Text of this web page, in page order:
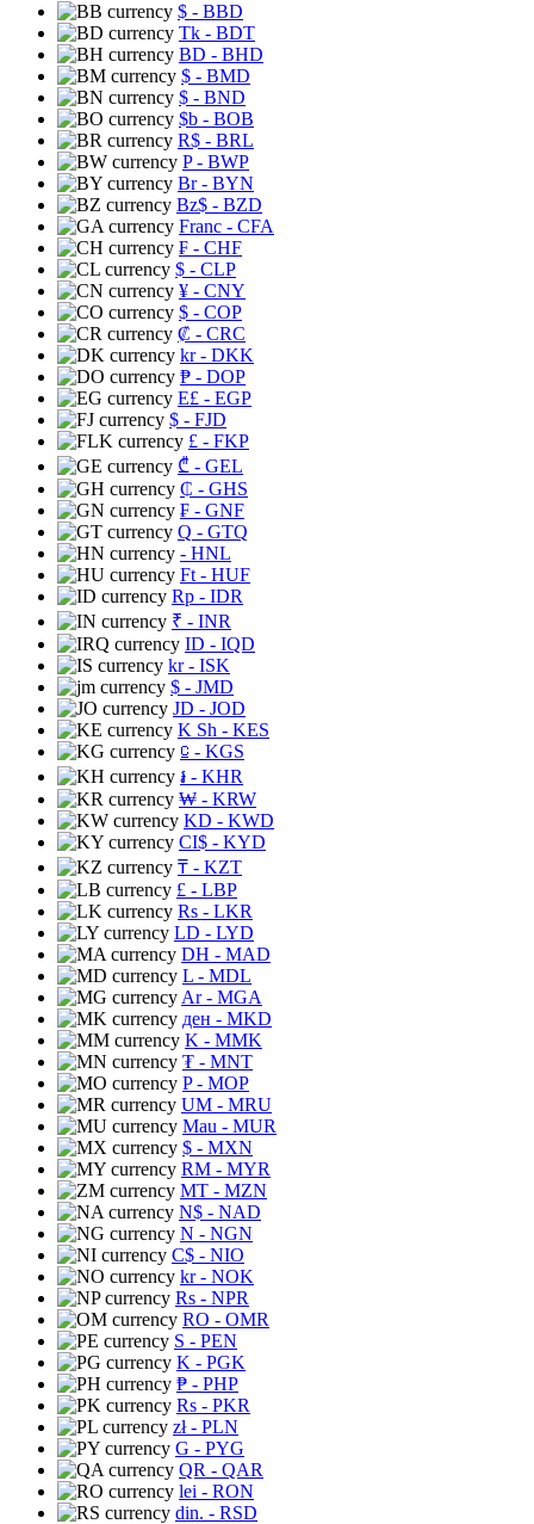
$ - BBD
Tk - BDT
BD - BHD
$ - BMD
$ - BND
$b - BOB
R$ - BRL
P- BWP
Br- BYN
Bz$ - BZD
Franc - CFA
₣ - CHF
$ - CLP
¥ - CNY
$ - COP
₡ - CRC
kr- DKK
₱ - DOP
E£ - EGP
$ - FJD
£ - FKP
₾ - GEL
₵ - GHS
₣ - GNF
Q - GTQ
- HNL
Ft - HUF
Rp - IDR
₹ - INR
ID - IQD
kr- ISK
$ - JMD
JD - JOD
K Sh - KES
⃀ - KGS
៛ - KHR
₩ - KRW
KD - KWD
CI$ - KYD
₸ - KZT
£ - LBP
Rs - LKR
LD - LYD
DH - MAD
L - MDL
Ar- MGA
ден - MKD
K - MMK
₮ - MNT
P- MOP
UM - MRU
Mau - MUR
$ - MXN
RM - MYR
MT - MZN
N$ - NAD
N - NGN
C$ - NIO
kr- NOK
Rs - NPR
RO - OMR
S - PEN
K - PGK
₱ - PHP
Rs - PKR
zł- PLN
G - PYG
QR - QAR
lei - RON
din. - RSD